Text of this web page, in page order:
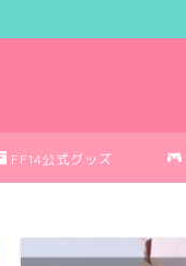
FF14公式グッズ